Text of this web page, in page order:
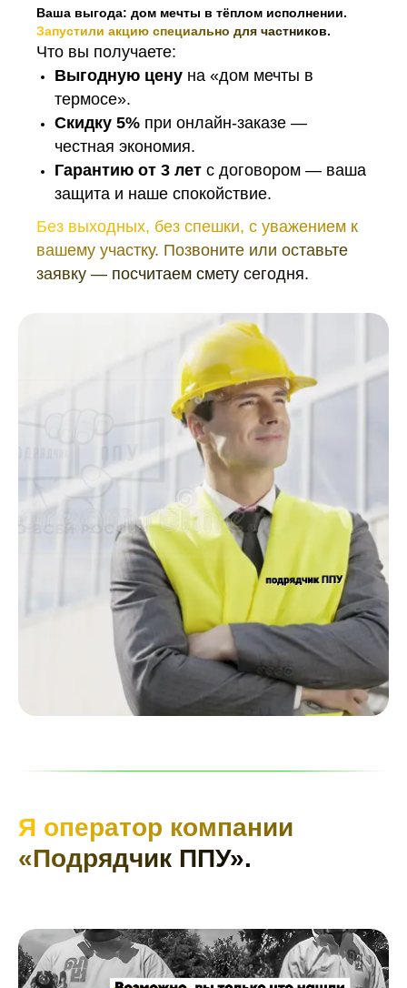
Ваша выгода: дом мечты в тёплом исполнении.
Запустили акцию специально для частников.
Что вы получаете:
Выгодную цену на «дом мечты в
термосе».
Скидку 5% при онлайн-заказе —
честная экономия.
Гарантию от 3 лет с договором — ваша
защита и наше спокойствие.
Без выходных, без спешки, с уважением к
вашему участку. Позвоните или оставьте
заявку — посчитаем смету сегодня.
Я оператор компании
«Подрядчик ППУ».